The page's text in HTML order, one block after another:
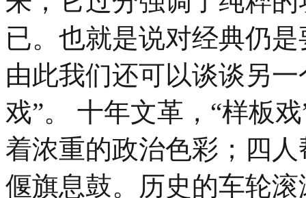
已。也就是说对经典仍
由此我们还可以谈谈另
戏”。 十年文革，“样板
着浓重的政治色彩；四
偃旗息鼓。历史的车轮